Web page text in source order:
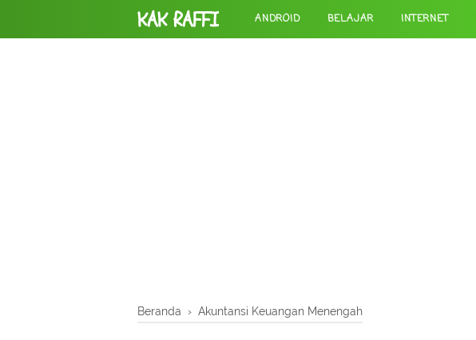
KAK RAFFI ANDROID BELAJAR INTERNET
Beranda › Akuntansi Keuangan Menengah